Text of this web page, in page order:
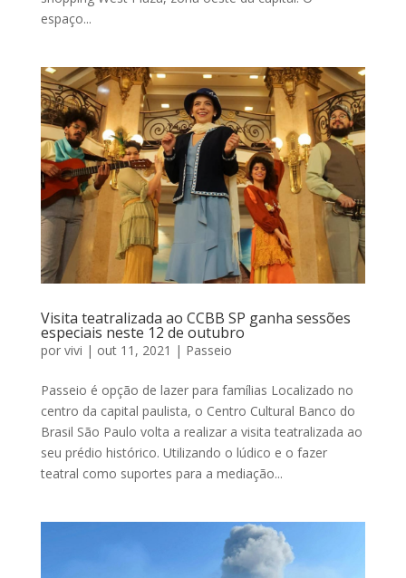
espaço...
Visita teatralizada ao CCBB SP ganha sessões
especiais neste 12 de outubro
por vivi | out 11, 2021 | Passeio
Passeio é opção de lazer para famílias Localizado no
centro da capital paulista, o Centro Cultural Banco do
Brasil São Paulo volta a realizar a visita teatralizada ao
seu prédio histórico. Utilizando o lúdico e o fazer
teatral como suportes para a mediação...